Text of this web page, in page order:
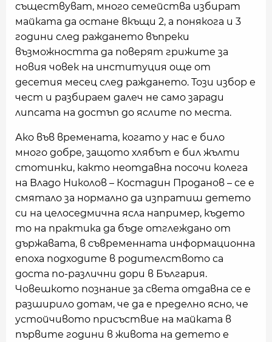
съществуват, много семейства избират
майката да остане вкъщи 2, а понякога и 3
години след раждането въпреки
възможността да поверят грижите за
новия човек на институция още от
десетия месец след раждането. Този избор е
чест и разбираем далеч не само заради
липсата на достъп до яслите по места.
Ако във времената, когато у нас е било
много добре, защото хлябът е бил жълти
стотинки, както неотдавна посочи колега
на Владо Николов – Костадин Проданов – се е
смятало за нормално да изпратиш детето
си на целоседмична ясла например, където
то на практика да бъде отглеждано от
държавата, в съвременната информационна
епоха подходите в родителството са
доста по-различни дори в България.
Човешкото познание за света отдавна се е
разширило дотам, че да е пределно ясно, че
устойчивото присъствие на майката в
първите години в живота на детето е